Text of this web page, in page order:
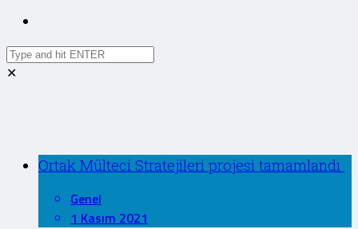
✕
Ortak Mülteci Stratejileri projesi tamamlandı
Genel
1 Kasım 2021